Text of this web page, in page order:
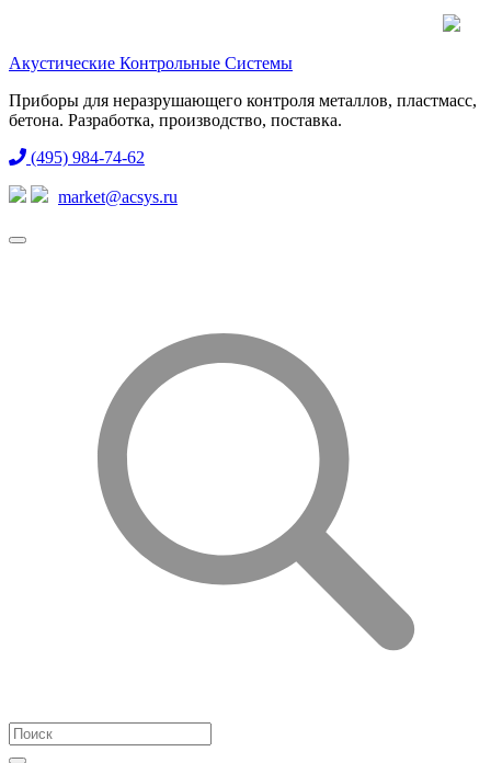
Акустические Контрольные Системы
Приборы для неразрушающего контроля металлов, пластмасс,
бетона. Разработка, производство, поставка.
(495) 984-74-62
market@acsys.ru
Toggle